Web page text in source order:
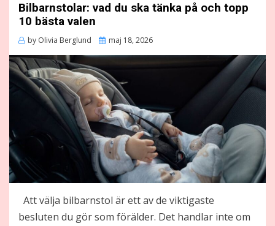
Bilbarnstolar: vad du ska tänka på och topp
10 bästa valen
by Olivia Berglund
Postedmaj 18, 2026
Att välja bilbarnstol är ett av de viktigaste
besluten du gör som förälder. Det handlar inte om